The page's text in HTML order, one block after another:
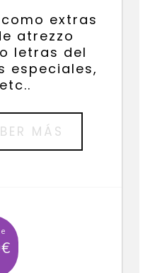
extras
atrezzo
letras del
especiales,
MÁS